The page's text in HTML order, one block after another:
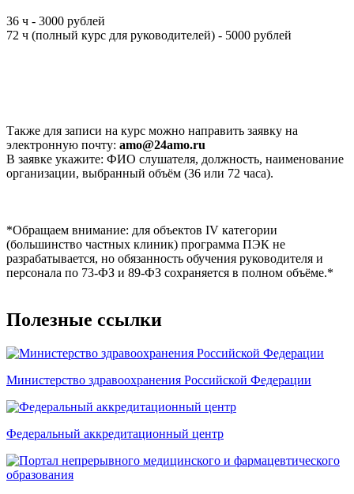
36 ч - 3000 рублей
72 ч (полный курс для руководителей) - 5000 рублей
Также для записи на курс можно направить заявку на
электронную почту: amo@24amo.ru
В заявке укажите: ФИО слушателя, должность, наименование
организации, выбранный объём (36 или 72 часа).
*Обращаем внимание: для объектов IV категории
(большинство частных клиник) программа ПЭК не
разрабатывается, но обязанность обучения руководителя и
персонала по 73-ФЗ и 89-ФЗ сохраняется в полном объёме.*
Полезные ссылки
Министерство здравоохранения Российской Федерации
Федеральный аккредитационный центр